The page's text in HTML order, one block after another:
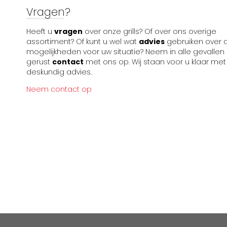
Vragen?
Heeft u vragen over onze grills? Of over ons overige
assortiment? Of kunt u wel wat advies gebruiken over
mogelijkheden voor uw situatie? Neem in alle gevallen
gerust contact met ons op. Wij staan voor u klaar met
deskundig advies.
Neem contact op